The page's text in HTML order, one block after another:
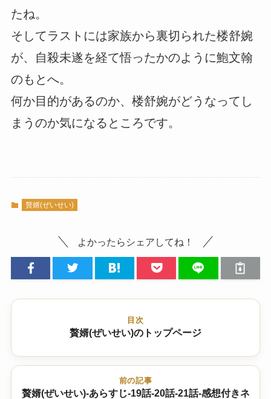
たね。
そしてラストには家族から裏切られた楼舒婉
が、自殺未遂を経て悟ったかのように鮑文翰
のもとへ。
何か目的があるのか、楼舒婉がどうなってし
まうのか気になるところです。
贅婿(ぜいせい)
よかったらシェアしてね！
目次
贅婿(ぜいせい)のトップページ
前の記事
贅婿(ぜいせい)-あらすじ-19話-20話-21話-感想付きネ